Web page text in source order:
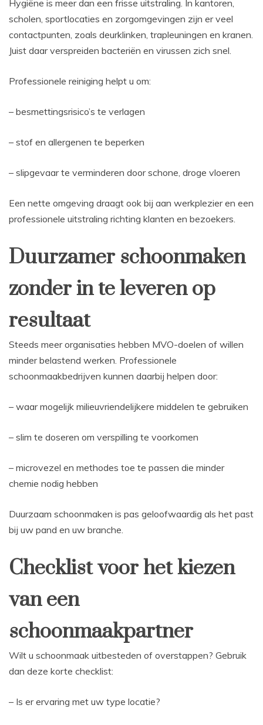
Hygiëne is meer dan een frisse uitstraling. In kantoren,
scholen, sportlocaties en zorgomgevingen zijn er veel
contactpunten, zoals deurklinken, trapleuningen en kranen.
Juist daar verspreiden bacteriën en virussen zich snel.
Professionele reiniging helpt u om:
– besmettingsrisico’s te verlagen
– stof en allergenen te beperken
– slipgevaar te verminderen door schone, droge vloeren
Een nette omgeving draagt ook bij aan werkplezier en een
professionele uitstraling richting klanten en bezoekers.
Duurzamer schoonmaken
zonder in te leveren op
resultaat
Steeds meer organisaties hebben MVO-doelen of willen
minder belastend werken. Professionele
schoonmaakbedrijven kunnen daarbij helpen door:
– waar mogelijk milieuvriendelijkere middelen te gebruiken
– slim te doseren om verspilling te voorkomen
– microvezel en methodes toe te passen die minder
chemie nodig hebben
Duurzaam schoonmaken is pas geloofwaardig als het past
bij uw pand en uw branche.
Checklist voor het kiezen
van een
schoonmaakpartner
Wilt u schoonmaak uitbesteden of overstappen? Gebruik
dan deze korte checklist:
– Is er ervaring met uw type locatie?